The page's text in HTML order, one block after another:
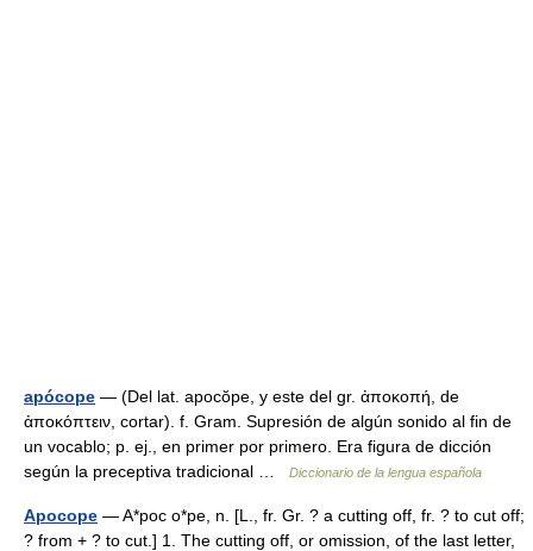
apócope — (Del lat. apocŏpe, y este del gr. ἀποκοπή, de
ἀποκόπτειν, cortar). f. Gram. Supresión de algún sonido al fin de
un vocablo; p. ej., en primer por primero. Era figura de dicción
según la preceptiva tradicional …
Diccionario de la lengua española
Apocope — A*poc o*pe, n. [L., fr. Gr. ? a cutting off, fr. ? to cut off;
? from + ? to cut.] 1. The cutting off, or omission, of the last letter,